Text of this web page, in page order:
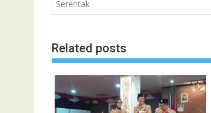
Serentak
Related posts